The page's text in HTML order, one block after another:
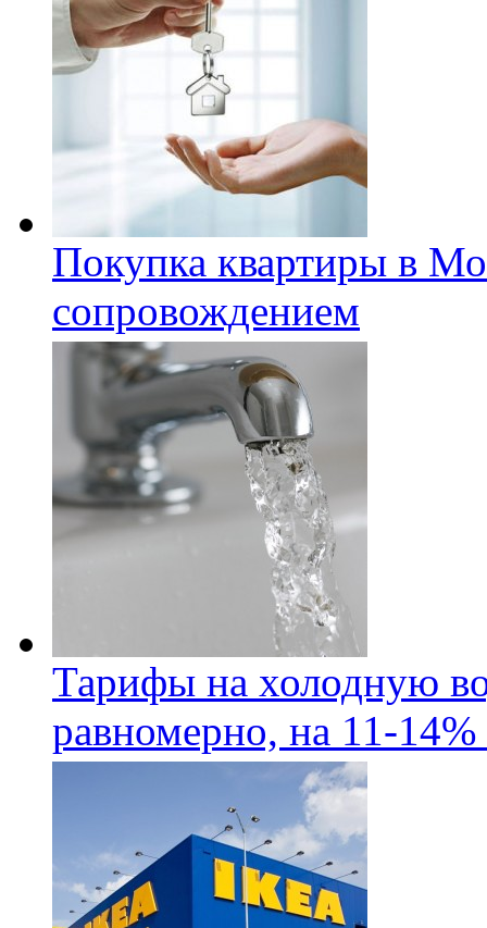
Покупка квартиры в
сопровождением
Тарифы на холодную
равномерно, на 11-14%